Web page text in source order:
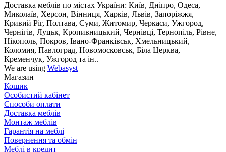
Доставка меблів по містах України: Київ, Дніпро, Одеса,
Миколаїв, Херсон, Вінниця, Харків, Львів, Запоріжжя,
Кривий Ріг, Полтава, Суми, Житомир, Черкаси, Ужгород,
Чернігів, Луцьк, Кропивницький, Чернівці, Тернопіль, Рівне,
Нікополь, Покров, Івано-Франківськ, Хмельницький,
Коломия, Павлоград, Новомосковськ, Біла Церква,
Кременчук, Ужгород та ін..
We are using Webasyst
Магазин
Кошик
Особистий кабінет
Способи оплати
Доставка меблів
Монтаж меблів
Гарантія на меблі
Повернення та обмін
Меблі в кредит